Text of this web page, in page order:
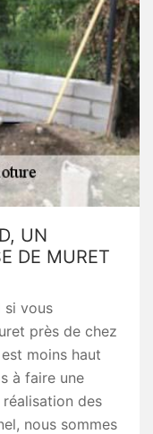
UN
DE MURET
si vous
près de chez
moins haut
à faire une
des
nous sommes